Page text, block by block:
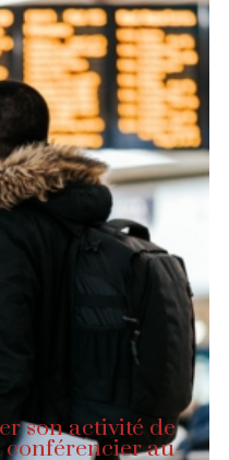
son activité de
au-